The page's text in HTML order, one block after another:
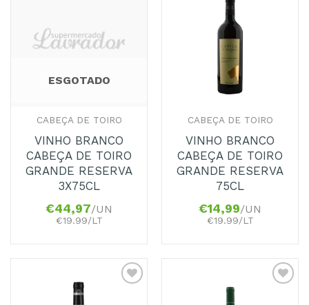
Favoritos
ESGOTADO
CABEÇA DE TOIRO
VINHO BRANCO
CABEÇA DE TOIRO
GRANDE RESERVA
3X75CL
€44,97/UN
€19.99/LT
CABEÇA DE TOIRO
VINHO BRANCO
CABEÇA DE TOIRO
GRANDE RESERVA
75CL
€14,99/UN
€19.99/LT